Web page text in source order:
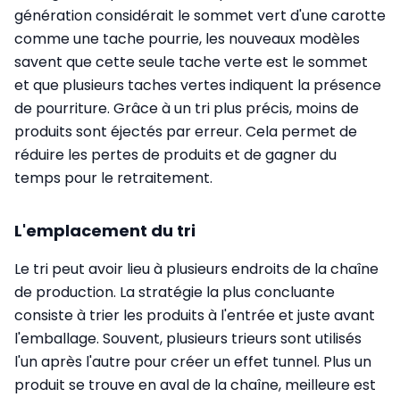
génération considérait le sommet vert d'une carotte
comme une tache pourrie, les nouveaux modèles
savent que cette seule tache verte est le sommet
et que plusieurs taches vertes indiquent la présence
de pourriture. Grâce à un tri plus précis, moins de
produits sont éjectés par erreur. Cela permet de
réduire les pertes de produits et de gagner du
temps pour le retraitement.
L'emplacement du tri
Le tri peut avoir lieu à plusieurs endroits de la chaîne
de production. La stratégie la plus concluante
consiste à trier les produits à l'entrée et juste avant
l'emballage. Souvent, plusieurs trieurs sont utilisés
l'un après l'autre pour créer un effet tunnel. Plus un
produit se trouve en aval de la chaîne, meilleure est